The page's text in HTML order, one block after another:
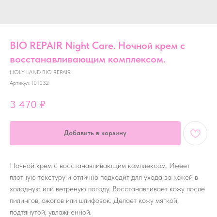
BIO REPAIR Night Care. Ночной крем с
восстанавливающим комплексом.
HOLY LAND BIO REPAIR
Артикул: 101032
3 470 ₽
Добавить в корзину
Ночной крем с восстанавливающим комплексом. Имеет
плотную текстуру и отлично подходит для ухода за кожей в
холодную или ветреную погоду. Восстанавливает кожу после
пилингов, ожогов или шлифовок. Делает кожу мягкой,
подтянутой, увлажнённой.